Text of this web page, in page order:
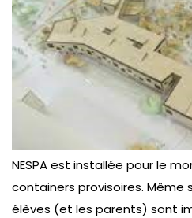
NESPA est installée pour le
containers provisoires. Même
élèves (et les parents) sont